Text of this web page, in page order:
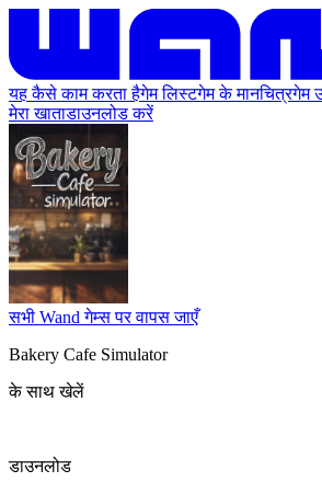
यह कैसे काम करता हैगेम लिस्टगेम के मानचित्रगेम
मेरा खाताडाउनलोड करें
सभी Wand गेम्स पर वापस जाएँ
Bakery Cafe Simulator
के साथ खेलें
डाउनलोड